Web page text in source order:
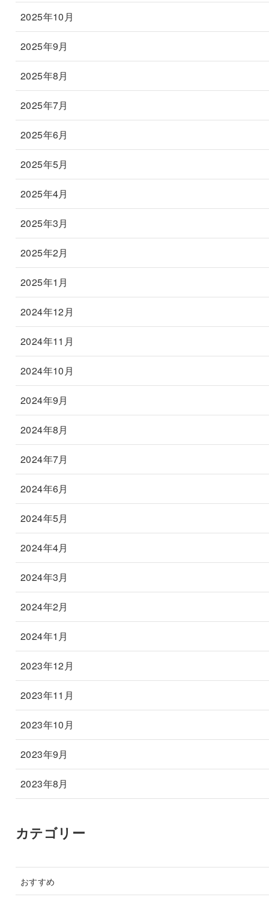
2025年10月
2025年9月
2025年8月
2025年7月
2025年6月
2025年5月
2025年4月
2025年3月
2025年2月
2025年1月
2024年12月
2024年11月
2024年10月
2024年9月
2024年8月
2024年7月
2024年6月
2024年5月
2024年4月
2024年3月
2024年2月
2024年1月
2023年12月
2023年11月
2023年10月
2023年9月
2023年8月
カテゴリー
おすすめ